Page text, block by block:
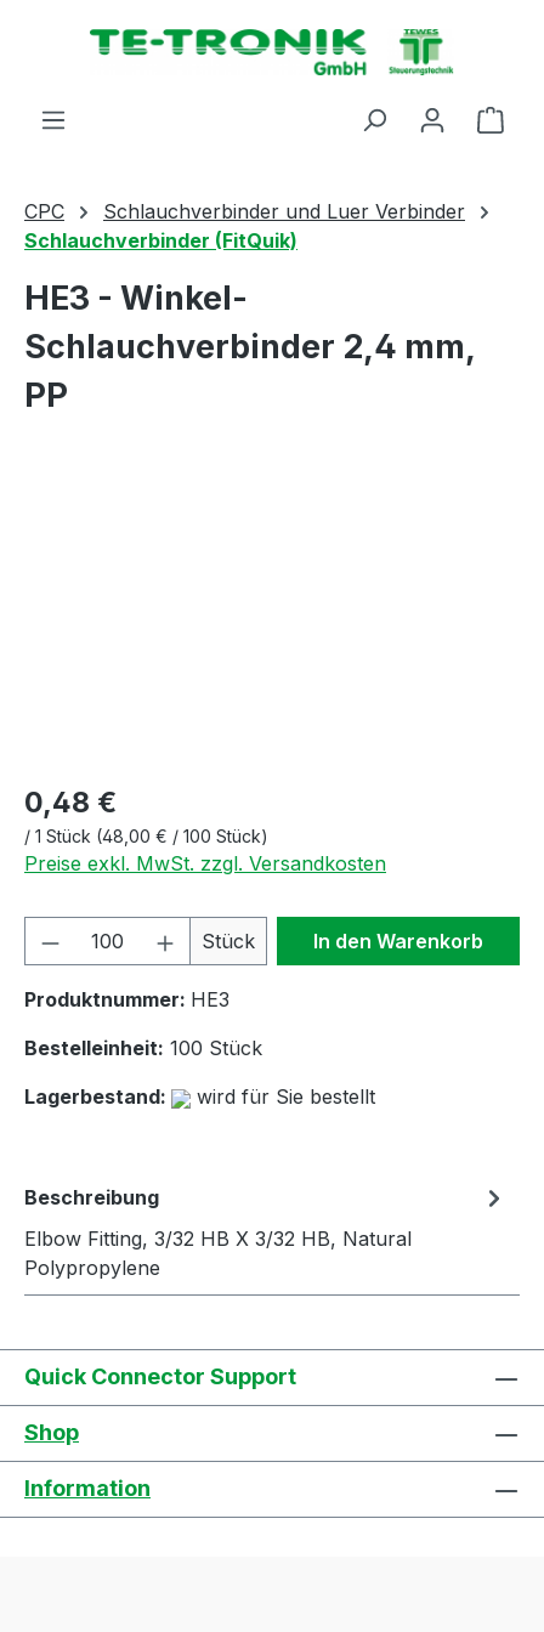
springen
CPC
Schlauchverbinder und Luer Verbinder
Schlauchverbinder (FitQuik)
HE3 - Winkel-
Schlauchverbinder 2,4 mm,
PP
0,48 €
/ 1 Stück (48,00 € / 100 Stück)
Preise exkl. MwSt. zzgl. Versandkosten
Produkt Anzahl: Gib den
Stück In den Warenkorb
Produktnummer: HE3
Bestelleinheit: 100 Stück
Lagerbestand:
wird für Sie bestellt
Beschreibung
Elbow Fitting, 3/32 HB X 3/32 HB, Natural
Polypropylene
Quick Connector Support
Shop
Information